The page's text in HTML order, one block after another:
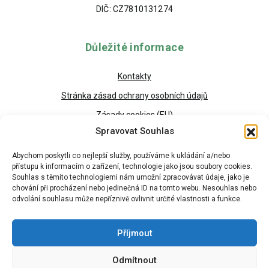
Spravovat Souhlas
Abychom poskytli co nejlepší služby, používáme k ukládání a/nebo
přístupu k informacím o zařízení, technologie jako jsou soubory cookies.
Souhlas s těmito technologiemi nám umožní zpracovávat údaje, jako je
chování při procházení nebo jedinečná ID na tomto webu. Nesouhlas nebo
odvolání souhlasu může nepříznivě ovlivnit určité vlastnosti a funkce.
Příjmout
Odmítnout
DIČ: CZ7810131274
Důležité informace
Kontakty
Stránka zásad ochrany osobních údajů
Zásady cookies (EU)
Copyright © 2026 - Všechna práva vyhrazena HRUŠKA